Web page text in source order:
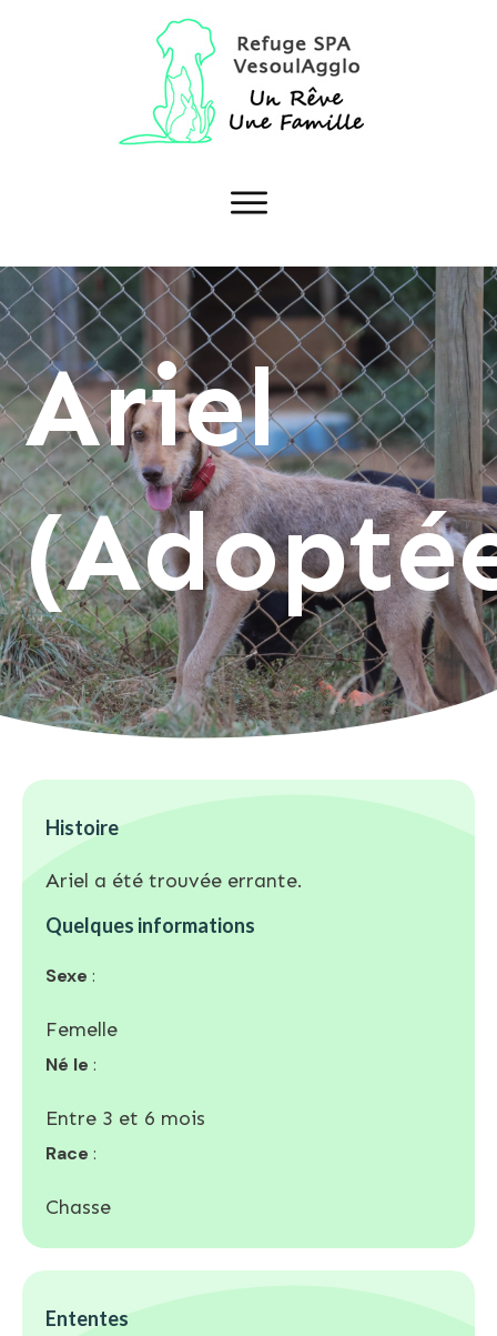
Ariel
Histoire
Ariel a été trouvée errante.
Quelques informations
Sexe :
Femelle
Né le :
Entre 3 et 6 mois
Race :
Chasse
Ententes